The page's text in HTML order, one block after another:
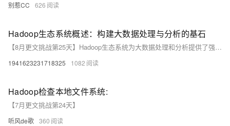
别惹CC 626
Hadoop生态系统概述：构建大数据处理与分析的基石
【8月更文挑战第25天】Hadoop生态系统为大数据处理和分析提供了强大的基础设施和工具集。通过不断扩展和优化其组件和功能，Hadoop将继续在大数据时代发挥重要作用。
1941623231718325 1082
Hadoop检查本地文件系统:
【7月更文挑战第24天】
听风de歌 360